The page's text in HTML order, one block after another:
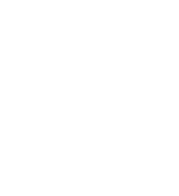
Big data-analys